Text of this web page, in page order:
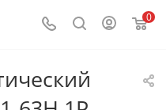
0